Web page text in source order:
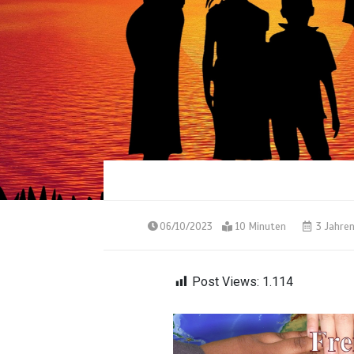
06/10/2023 10 Minuten 3 Jahren
Post Views: 1.114